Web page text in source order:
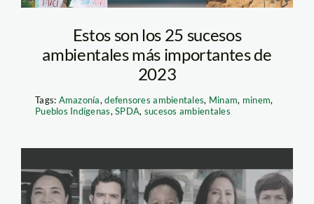
Estos son los 25 sucesos
ambientales más importantes de
2023
Tags: Amazonía,defensores ambientales, Minam, minem,
Pueblos Indígenas,SPDA, sucesos ambientales
campeones-de-la-